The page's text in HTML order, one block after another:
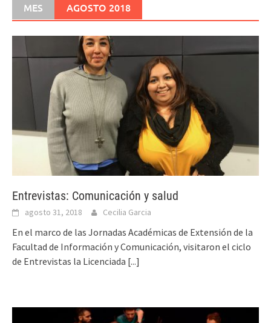
MES AGOSTO 2018
Entrevistas: Comunicación y salud
agosto 31, 2018 Cecilia Garcia
En el marco de las Jornadas Académicas de Extensión de la
Facultad de Información y Comunicación, visitaron el ciclo
de Entrevistas la Licenciada [...]